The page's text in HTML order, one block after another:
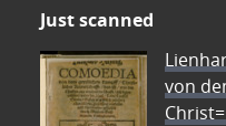
Just scanned
von